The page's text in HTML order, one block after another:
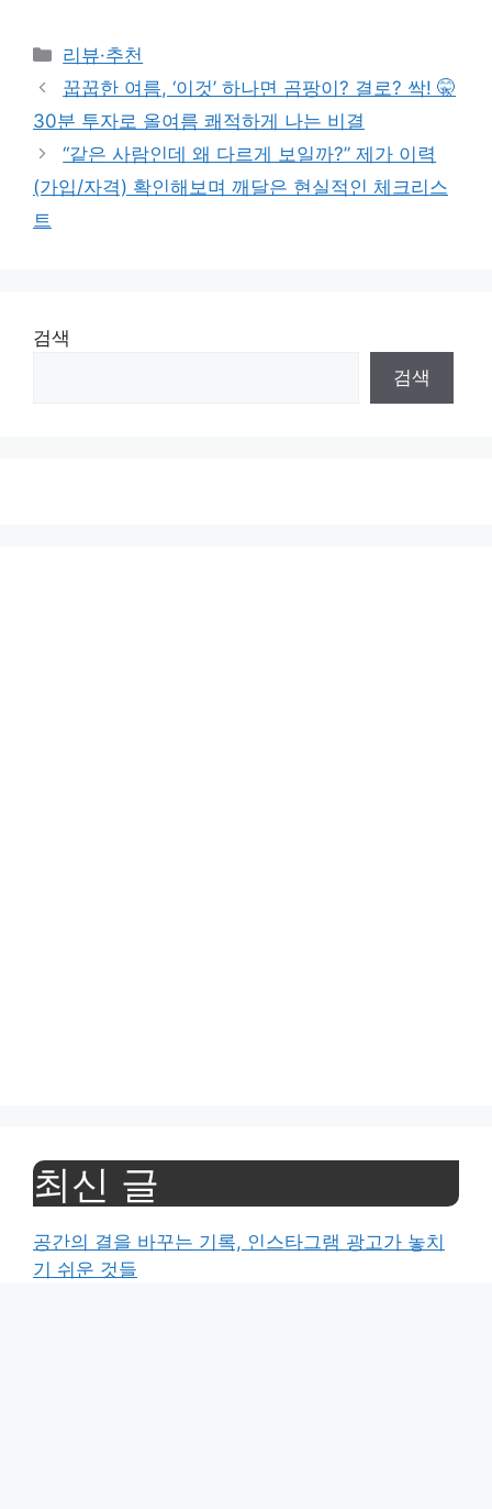
Categories
리뷰·추천
꿉꿉한 여름, ‘이것’ 하나면 곰팡이? 결로? 싹! 🤫
30분 투자로 올여름 쾌적하게 나는 비결
“같은 사람인데 왜 다르게 보일까?” 제가 이력
(가입/자격) 확인해보며 깨달은 현실적인 체크리스
트
검색
검색
최신 글
공간의 결을 바꾸는 기록, 인스타그램 광고가 놓치
기 쉬운 것들